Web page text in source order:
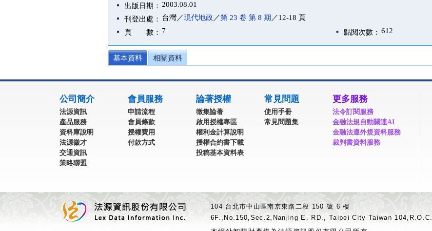
出版日期： 2003.08.01
刊登出處： 台灣／現代地政 ／第 23 卷 第 8 期 ／12-18 頁
頁 數： 7 點閱次數： 612
基本資料 相關資料
公司簡介
法源資訊
產品服務
資料庫說明
法源徵才
交通資訊
策略聯盟
會員服務
申請流程
會員條款
授權費用
付款方式
論著授權
徵集論著
啟用授權專區
權利金計算說明
授權合約書下載
投稿基本資料表
常見問題
使用手冊
常見問題集
更多服務
法令訂閱服務
金融法規自動關連AI
金融法遵外規資料服務
裁判書資料服務
104 台北市中山區南京東路二段 150 號 6 樓
6F.,No.150,Sec.2,Nanjing E. RD., Taipei City Taiwan 104,R.O.C.